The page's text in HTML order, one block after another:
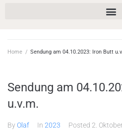
Home / Sendung am 04.10.2023: Iron Butt
Sendung am
u.v.m.
ByOlaf In 2023 Posted 2.